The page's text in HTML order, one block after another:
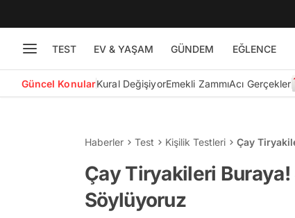
TEST EV & YAŞAM GÜNDEM EĞLENCE
Güncel KonularKural DeğişiyorEmekli ZammıAcı Gerçekler
Haberler Test Kişilik Testleri Çay
Çay Tiryakileri Buraya!
Söylüyoruz